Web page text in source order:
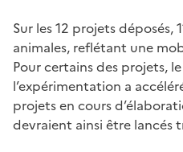
Sur les 12 projets déposés,
animales, reflétant une
Pour certains des projets,
l’expérimentation a
projets en cours
devraient ainsi être lancés